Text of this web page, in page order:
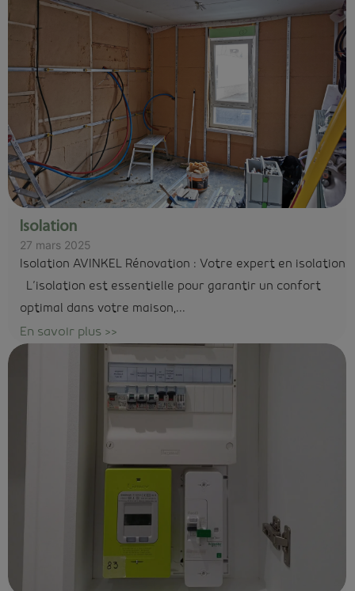
Isolation
27 mars 2025
Isolation AVINKEL Rénovation : Votre expert en isolation
L’isolation est essentielle pour garantir un confort
optimal dans votre maison,...
En savoir plus >>